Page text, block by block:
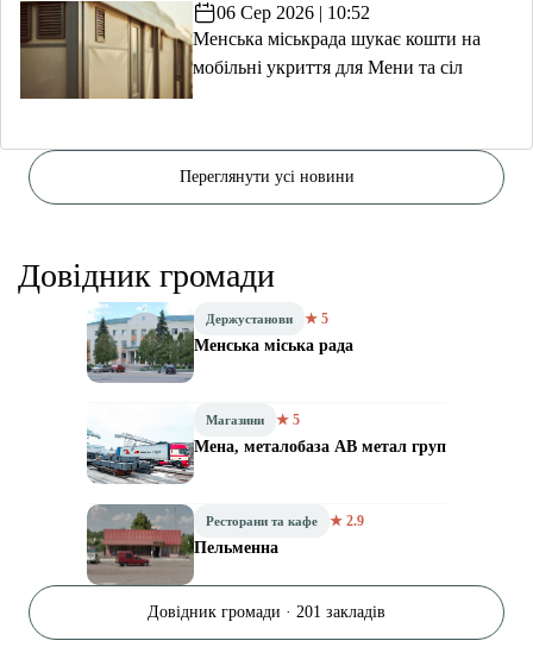
06 Сер 2026 | 10:52
Менська міськрада шукає кошти на
мобільні укриття для Мени та сіл
Переглянути усі новини
Довідник громади
Держустанови ★ 5
Менська міська рада
Магазини ★ 5
Мена, металобаза АВ метал груп
Ресторани та кафе ★ 2.9
Пельменна
Довідник громади · 201 закладів